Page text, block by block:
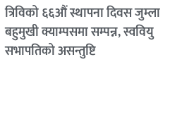
त्रिविको ६६औं स्थापना दिवस जुम्ला
बहुमुखी क्याम्पसमा सम्पन्न, स्ववियु
सभापतिको असन्तुष्टि